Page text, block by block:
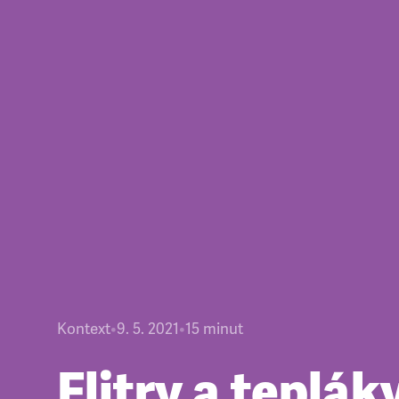
Kontext•9. 5. 2021•15 minut